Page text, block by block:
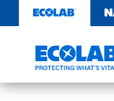
Inhalt